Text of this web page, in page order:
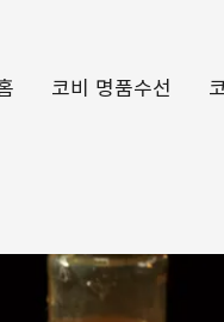
코비 명품수선